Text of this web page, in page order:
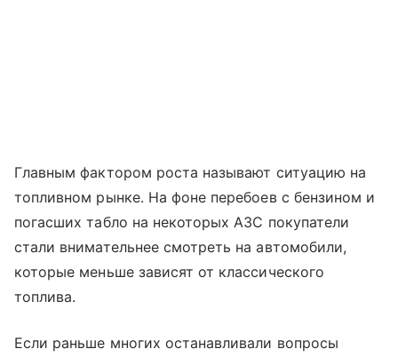
Главным фактором роста называют ситуацию на
топливном рынке. На фоне перебоев с бензином и
погасших табло на некоторых АЗС покупатели
стали внимательнее смотреть на автомобили,
которые меньше зависят от классического
топлива.
Если раньше многих останавливали вопросы